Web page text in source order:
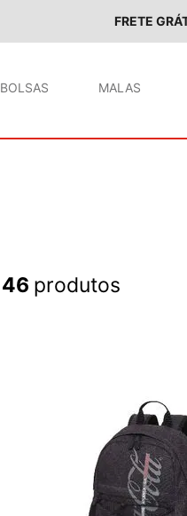
FRETE
BOLSAS MALAS
46 produtos
10º malas